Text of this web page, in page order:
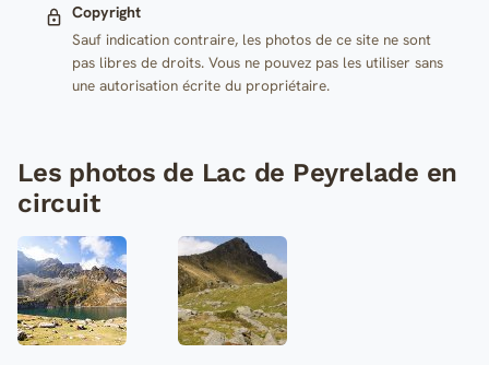
Copyright
Sauf indication contraire, les photos de ce site ne sont
pas libres de droits. Vous ne pouvez pas les utiliser sans
une autorisation écrite du propriétaire.
Les photos de Lac de Peyrelade en
circuit